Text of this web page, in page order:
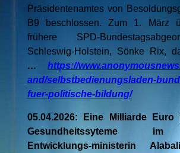
Präsidentenamtes von
B9 beschlossen. Zum 1. März
frühere SPD-
Schleswig-Holstein, Sönke Rix,
…https://
and/selbstbedienungsladen-
fuer-politische-bildung/
05.04.2026: Eine Milliarde
Gesundheitssyteme
Entwicklungs-ministerin